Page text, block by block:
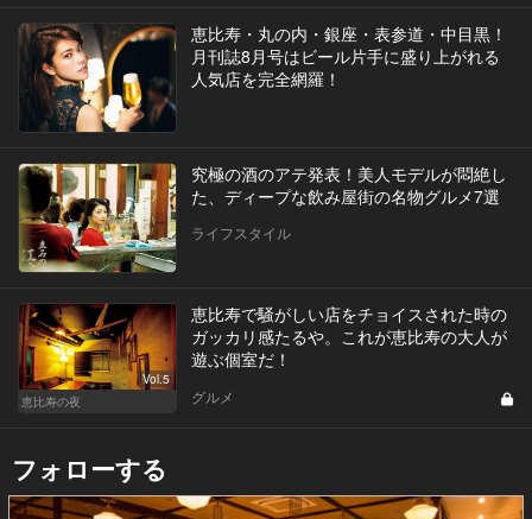
恵比寿・丸の内・銀座・表参道・中目黒！
月刊誌8月号はビール片手に盛り上がれる
人気店を完全網羅！
究極の酒のアテ発表！美人モデルが悶絶し
た、ディープな飲み屋街の名物グルメ7選
ライフスタイル
Vol.5
恵比寿の夜
恵比寿で騒がしい店をチョイスされた時の
ガッカリ感たるや。これが恵比寿の大人が
遊ぶ個室だ！
グルメ
フォローする